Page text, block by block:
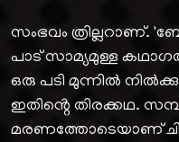
സംഭവം ത്രില്ലറാണ്.
പാട് സാമ്യമുള്ള
ഒരു പടി മുന്നിൽ
ഇതിൻ്റെ തിരക്കഥ.
മരണത്തോടെയാണ്